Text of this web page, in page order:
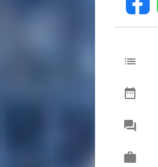
fb
list
date_range
chat
work